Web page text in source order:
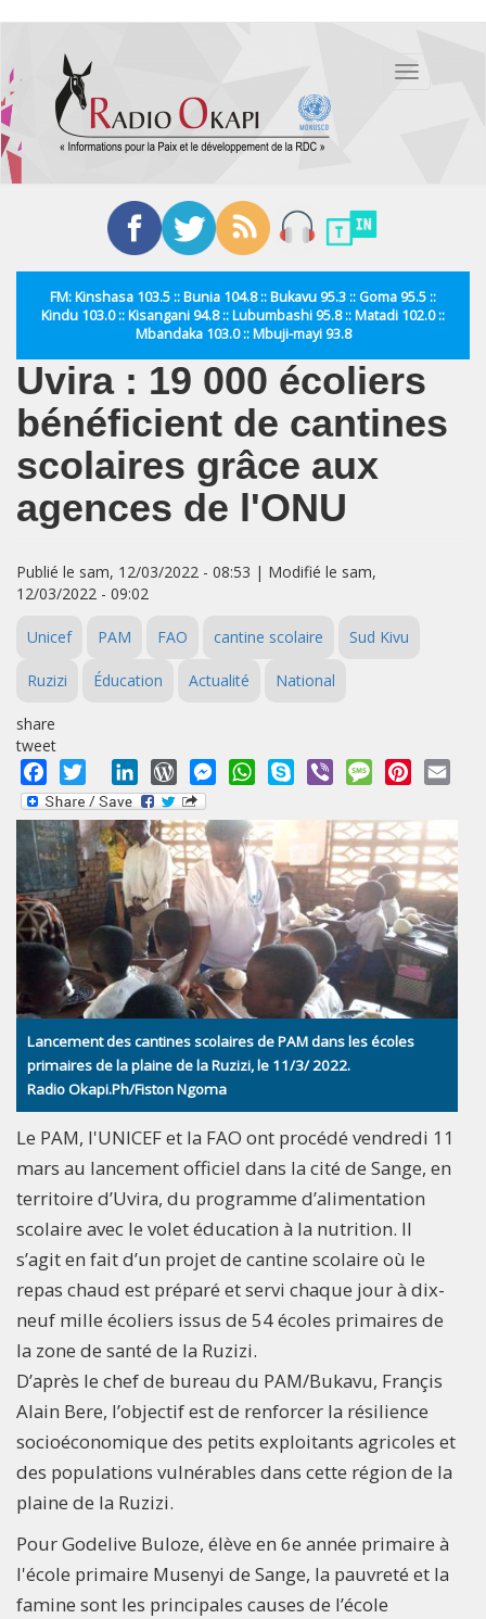
contenu
principal
Toggle
FM: Kinshasa 103.5 :: Bunia 104.8 :: Bukavu 95.3 :: Goma 95.5 ::
Kindu 103.0 :: Kisangani 94.8 :: Lubumbashi 95.8 :: Matadi 102.0 ::
Mbandaka 103.0 :: Mbuji-mayi 93.8
Uvira : 19 000 écoliers
bénéficient de cantines
scolaires grâce aux
agences de l'ONU
Publié le sam, 12/03/2022 - 08:53 | Modifié le sam,
12/03/2022 - 09:02
Unicef PAM FAO cantine scolaire Sud Kivu
Ruzizi Éducation Actualité National
share
tweet
Facebook
Twitter LinkedInWordPressMessengerWhatsApp
Skype Viber MessagePinterest
Lancement des cantines scolaires de PAM dans les écoles
primaires de la plaine de la Ruzizi, le 11/3/ 2022.
Radio Okapi.Ph/Fiston Ngoma
Le PAM, l'UNICEF et la FAO ont procédé vendredi 11
mars au lancement officiel dans la cité de Sange, en
territoire d’Uvira, du programme d’alimentation
scolaire avec le volet éducation à la nutrition. Il
s’agit en fait d’un projet de cantine scolaire où le
repas chaud est préparé et servi chaque jour à dix-
neuf mille écoliers issus de 54 écoles primaires de
la zone de santé de la Ruzizi.
D’après le chef de bureau du PAM/Bukavu, Françis
Alain Bere, l’objectif est de renforcer la résilience
socioéconomique des petits exploitants agricoles et
des populations vulnérables dans cette région de la
plaine de la Ruzizi.
Pour Godelive Buloze, élève en 6e année primaire à
l'école primaire Musenyi de Sange, la pauvreté et la
famine sont les principales causes de l’école